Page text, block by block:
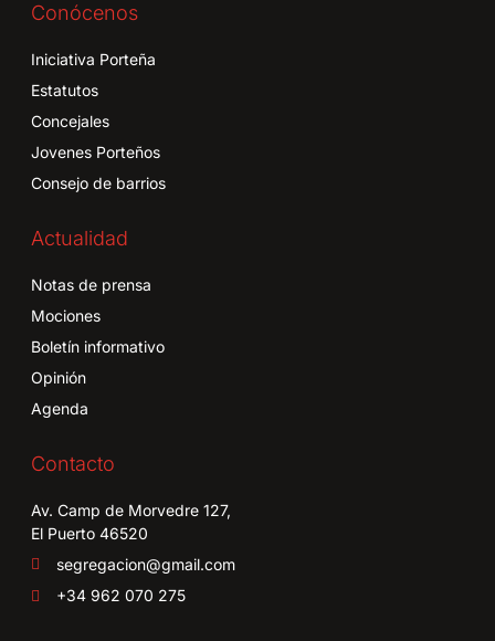
Conócenos
Iniciativa Porteña
Estatutos
Concejales
Jovenes Porteños
Consejo de barrios
Actualidad
Notas de prensa
Mociones
Boletín informativo
Opinión
Agenda
Contacto
Av. Camp de Morvedre 127,
El Puerto 46520
segregacion@gmail.com
+34 962 070 275